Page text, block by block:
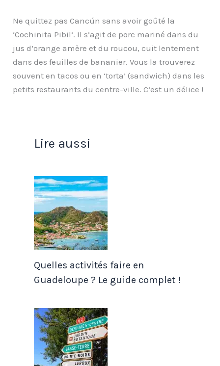
Ne quittez pas Cancún sans avoir goûté la
‘Cochinita Pibil’. Il s’agit de porc mariné dans du
jus d’orange amère et du roucou, cuit lentement
dans des feuilles de bananier. Vous la trouverez
souvent en tacos ou en ‘torta’ (sandwich) dans les
petits restaurants du centre-ville. C’est un délice !
Lire aussi
Quelles activités faire en
Guadeloupe ? Le guide complet !